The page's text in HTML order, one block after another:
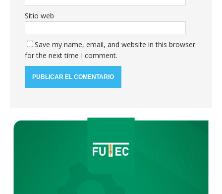
Sitio web
Save my name, email, and website in this browser
for the next time I comment.